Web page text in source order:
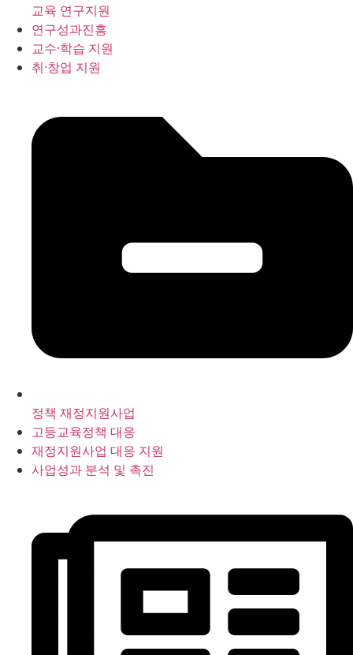
교육 연구지원
연구성과진흥
교수·학습 지원
취·창업 지원
정책 재정지원사업
고등교육정책 대응
재정지원사업 대응 지원
사업성과 분석 및 촉진